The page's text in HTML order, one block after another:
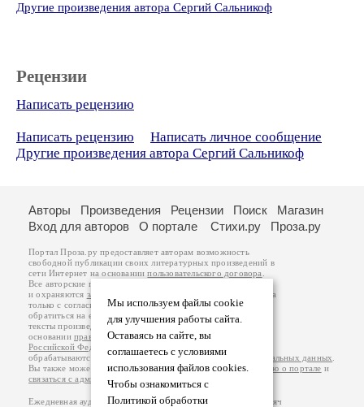
Другие произведения автора Сергий Сальникоф
Рецензии
Написать рецензию
Написать рецензию
Написать личное сообщение
Другие произведения автора Сергий Сальникоф
Мы используем файлы cookie
для улучшения работы сайта.
Оставаясь на сайте, вы
соглашаетесь с условиями
использования файлов cookies.
Чтобы ознакомиться с
Политикой обработки
Авторы Произведения Рецензии Поиск
Магазин
Вход для авторов
О портале Стихи.ру Проза.ру
Портал Проза.ру предоставляет авторам возможность
свободной публикации своих литературных произведений в
сети Интернет на основаниипользовательского договора
Все авторские права на произведения принадлежат авторам
и охраняются законом
. Перепечатка произведений возможна
только с согласия его автора, к которому вы можете
обратиться на его авторской странице. Ответственность за
тексты произведений авторы несут самостоятельно на
основанииправил публикацииизаконодательства
Российской Федерации
обрабатываются на основанииПолитики обработки персональных данных
Вы также можете посмотреть более подробнуюинформацию о портале и
связаться с администрацией
Ежедневная аудитория портала Проза.ру – порядка 100 тысяч